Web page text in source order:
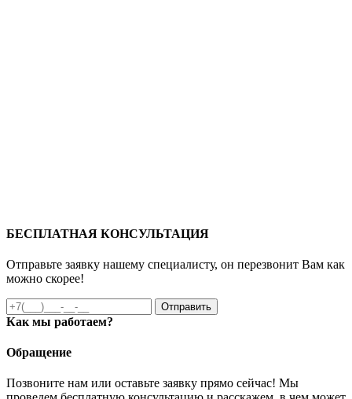
БЕСПЛАТНАЯ КОНСУЛЬТАЦИЯ
Отправьте заявку нашему специалисту, он перезвонит Вам как
можно скорее!
Отправить
Как мы работаем?
Обращение
Позвоните нам или оставьте заявку прямо сейчас! Мы